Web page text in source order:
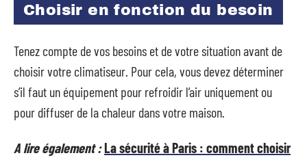
Choisir en fonction du besoin
Tenez compte de vos besoins et de votre situation avant de
choisir votre climatiseur. Pour cela, vous devez déterminer
s’il faut un équipement pour refroidir l’air uniquement ou
pour diffuser de la chaleur dans votre maison.
A lire également :La sécurité à Paris : comment choisir